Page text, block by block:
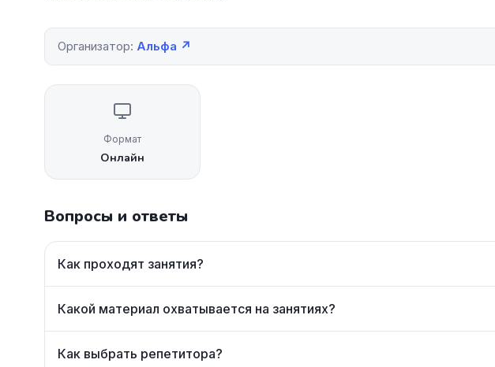
Организатор: Альфа ↗
Формат
Онлайн
Вопросы и ответы
Как проходят занятия?
Какой материал охватывается на занятиях?
Как выбрать репетитора?